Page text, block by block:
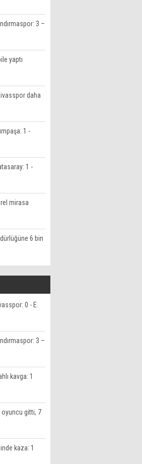
3 –
yaptı
daha
1 -
1 -
mirasa
6 bin
0 - E.
3 –
kavga: 1
gitti, 7
kaza: 1